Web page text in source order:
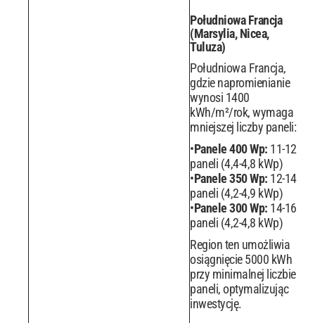
Południowa Francja
(Marsylia, Nicea,
Tuluza)
Południowa Francja,
gdzie napromienianie
wynosi 1400
kWh/m²/rok, wymaga
mniejszej liczby paneli:
Panele 400 Wp: 11-12
paneli (4,4-4,8 kWp)
Panele 350 Wp: 12-14
paneli (4,2-4,9 kWp)
Panele 300 Wp: 14-16
paneli (4,2-4,8 kWp)
Region ten umożliwia
osiągnięcie 5000 kWh
przy minimalnej liczbie
paneli, optymalizując
inwestycję.